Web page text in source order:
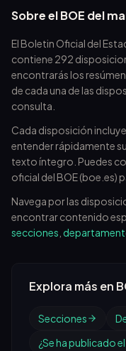
Sobre el BOE del
El Boletin Oficial del
contiene 292
encontrarás los
de cada una de las
consulta.
Cada disposición
entender rápidamente
texto íntegro. Puedes
oficial del BOE (boe.es)
Navega por las
encontrar contenido
secciones
Explora más en
Secciones
¿Se ha publicado